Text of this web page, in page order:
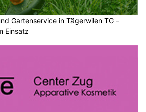
Gartenservice in Tägerwilen TG –
Einsatz